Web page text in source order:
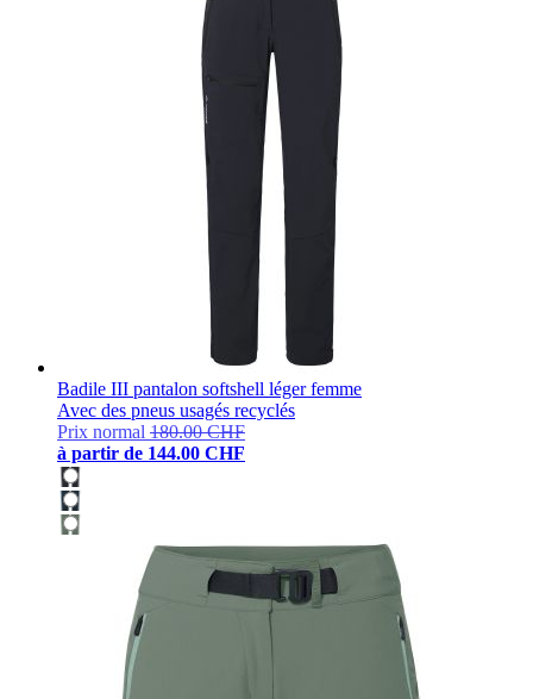
Badile III pantalon softshell léger femme
Avec des pneus usagés recyclés
Prix normal 180.00 CHF
à partir de 144.00 CHF